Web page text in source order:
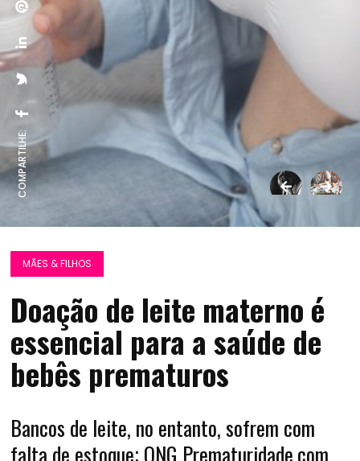
COMPARTILHE:
MÃES & FILHOS
Doação de leite materno é
essencial para a saúde de
bebês prematuros
Bancos de leite, no entanto, sofrem com
falta de estoque; ONG Prematuridade.com